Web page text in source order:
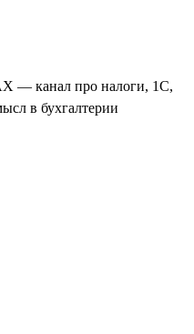
— канал про налоги, 1С,
в бухгалтерии